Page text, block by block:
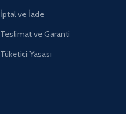
İptal ve İade
Teslimat ve Garanti
Tüketici Yasası